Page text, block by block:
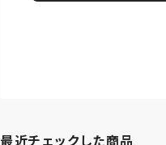
最近チェックした商品